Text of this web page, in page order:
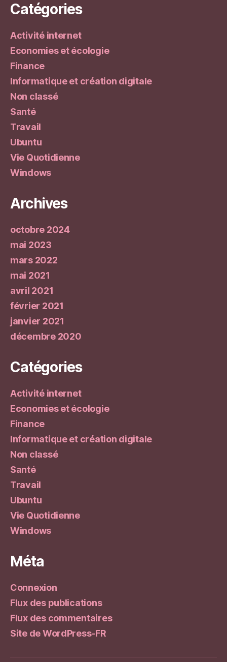
Catégories
Activité internet
Economies et écologie
Finance
Informatique et création digitale
Non classé
Santé
Travail
Ubuntu
Vie Quotidienne
Windows
Archives
octobre 2024
mai 2023
mars 2022
mai 2021
avril 2021
février 2021
janvier 2021
décembre 2020
Catégories
Activité internet
Economies et écologie
Finance
Informatique et création digitale
Non classé
Santé
Travail
Ubuntu
Vie Quotidienne
Windows
Méta
Connexion
Flux des publications
Flux des commentaires
Site de WordPress-FR